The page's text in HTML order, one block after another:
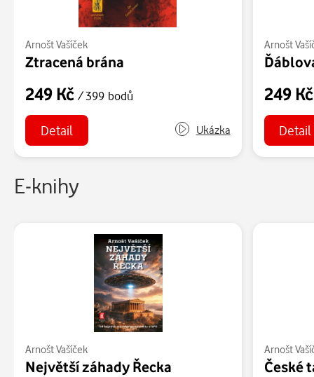
Arnošt Vašíček
Ztracená brána
249 Kč / 399 bodů
Detail Ukázka
Arnošt
249
Detail
E-knihy
Arnošt Vašíček
Největší záhady Řecka
Arnošt
České